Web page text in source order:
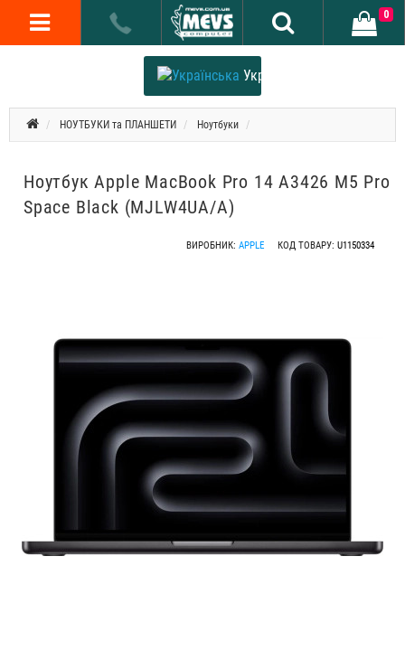
Українська
0
НОУТБУКИ та ПЛАНШЕТИ Ноутбуки
Ноутбук Apple MacBook Pro 14 A3426 M5 Pro
Space Black (MJLW4UA/A)
ВИРОБНИК: APPLE КОД ТОВАРУ: U1150334